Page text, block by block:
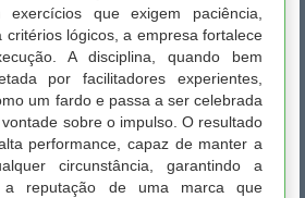
exercícios que exigem paciência,
critérios lógicos, a empresa fortalece
A disciplina, quando bem
por facilitadores experientes,
um fardo e passa a ser celebrada
sobre o impulso. O resultado
performance, capaz de manter a
circunstância, garantindo a
a reputação de uma marca que